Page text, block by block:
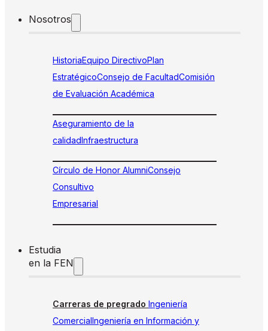
Nosotros
HistoriaEquipo DirectivoPlan
EstratégicoConsejo de FacultadComisión
de Evaluación Académica
Aseguramiento de la
calidadInfraestructura
Círculo de Honor AlumniConsejo
Consultivo
Empresarial
Estudia
en la FEN
Carreras de pregrado Ingeniería
ComercialIngeniería en Información y